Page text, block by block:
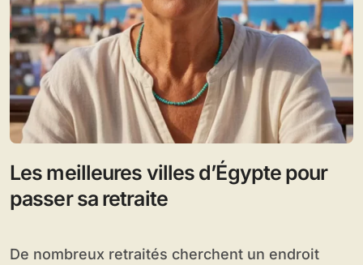
Les meilleures villes d’Égypte pour
passer sa retraite
De nombreux retraités cherchent un endroit